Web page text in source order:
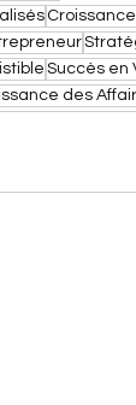
Succès en
des